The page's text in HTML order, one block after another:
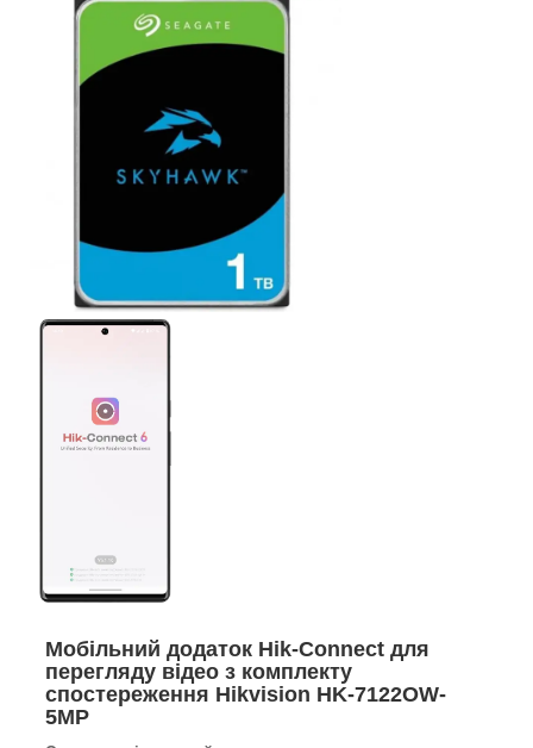
Мобільний додаток Hik-Connect для
перегляду відео з комплекту
спостереження Hikvision HK-7122OW-
5MP